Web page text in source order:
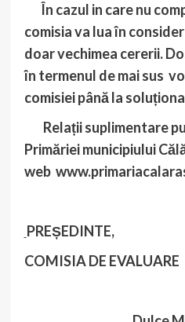
În cazul in care nu
comisia va lua în
doar vechimea cererii.
în termenul de mai sus
comisiei până la
Relații suplimentare
Primăriei municipiului
web
PREȘEDINTE,
COMISIA DE EVALUARE